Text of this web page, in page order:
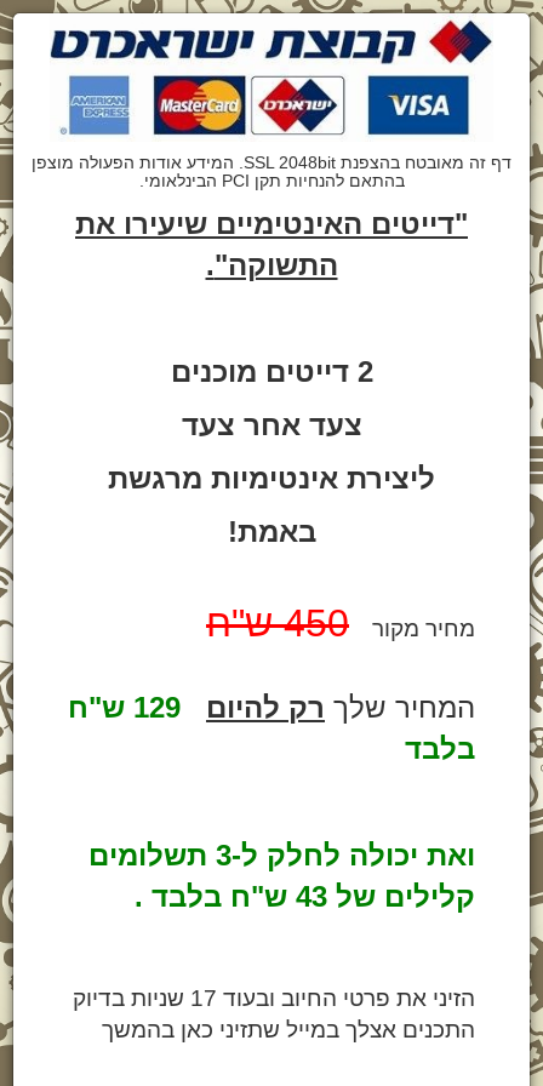
דף זה מאובטח בהצפנת SSL 2048bit. המידע אודות הפעולה מוצפן
בהתאם להנחיות תקן PCI הבינלאומי.
"דייטים האינטימיים שיעירו את
התשוקה".
2 דייטים מוכנים
צעד אחר צעד
ליצירת אינטימיות מרגשת
באמת!
מחיר מקור 450 ש"ח
המחיר שלך רק להיום
129 ש"ח
בלבד
ואת יכולה לחלק ל-3 תשלומים
קלילים של 43 ש"ח בלבד .
הזיני את פרטי החיוב
ובעוד 17 שניות בדיוק
התכנים אצלך במייל שתזיני כאן בהמשך